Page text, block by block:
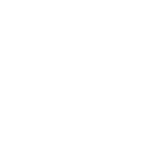
6 redenen